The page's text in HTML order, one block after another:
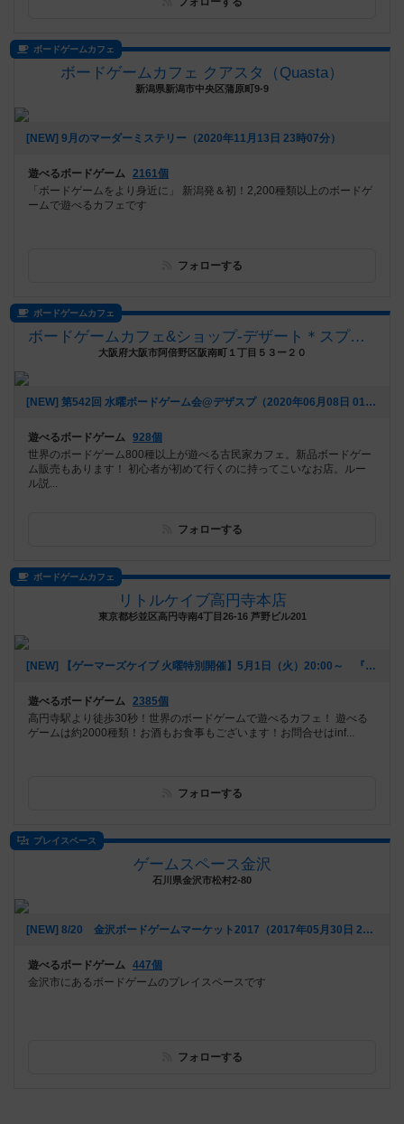
ボードゲームカフェ
ボードゲームカフェ クアスタ（Quasta）
新潟県新潟市中央区蒲原町9-9
[NEW] 9月のマーダーミステリー（2020年11月13日 23時07分）
遊べるボードゲーム 2161個
「ボードゲームをより身近に」 新潟発＆初！2,200種類以上のボードゲ
ームで遊べるカフェです
フォローする
ボードゲームカフェ
ボードゲームカフェ&ショップ-デザート＊スプーン(デザスプ)
大阪府大阪市阿倍野区阪南町１丁目５３ー２０
[NEW] 第542回 水曜ボードゲーム会@デザスプ（2020年06月08日 01時35分）
遊べるボードゲーム 928個
世界のボードゲーム800種以上が遊べる古民家カフェ。新品ボードゲー
ム販売もあります！ 初心者が初めて行くのに持ってこいなお店。ルー
ル説...
フォローする
ボードゲームカフェ
リトルケイブ高円寺本店
東京都杉並区高円寺南4丁目26-16 芦野ビル201
[NEW] 【ゲーマーズケイブ 火曜特別開催】5月1日（火）20:00～ 『ロールプレイヤー』（2018年04月22日 18時42分）
遊べるボードゲーム 2385個
高円寺駅より徒歩30秒！世界のボードゲームで遊べるカフェ！ 遊べる
ゲームは約2000種類！お酒もお食事もございます！お問合せはinf...
フォローする
プレイスペース
ゲームスペース金沢
石川県金沢市松村2-80
[NEW] 8/20 金沢ボードゲームマーケット2017（2017年05月30日 21時59分）
遊べるボードゲーム 447個
金沢市にあるボードゲームのプレイスペースです
フォローする